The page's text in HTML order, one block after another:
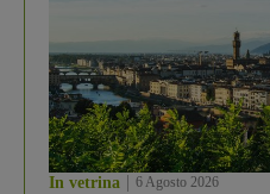
In vetrina 6 Agosto 2026